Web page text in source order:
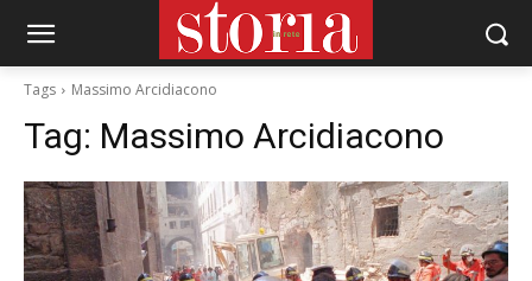
Tags Massimo Arcidiacono
Tag: Massimo Arcidiacono